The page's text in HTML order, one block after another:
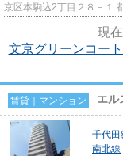
京区本駒込2丁目２８－１ 都営三田線「千石駅」徒歩4分・JR山手線・南北線
現
文京グリーンコー
賃貸｜マンション エル
千代田
南北線